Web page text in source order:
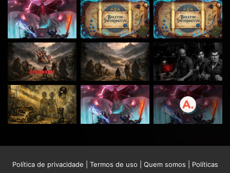
Política de privacidade Termos de uso Quem somos Políticas